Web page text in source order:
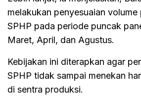
melakukan penyesuaian volume
SPHP pada periode puncak
Maret, April, dan Agustus.
Kebijakan ini diterapkan agar
SPHP tidak sampai menekan
di sentra produksi.